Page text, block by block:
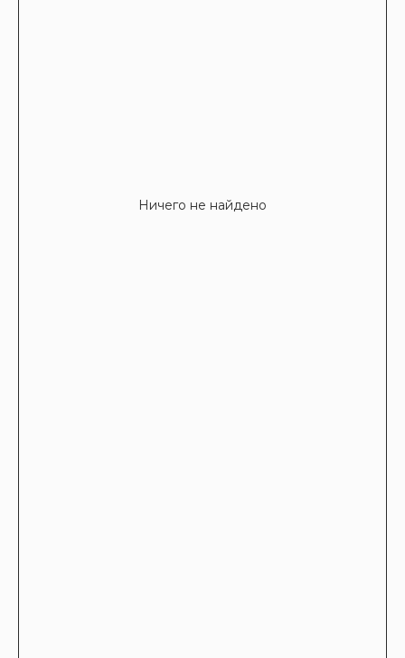
Ничего не найдено